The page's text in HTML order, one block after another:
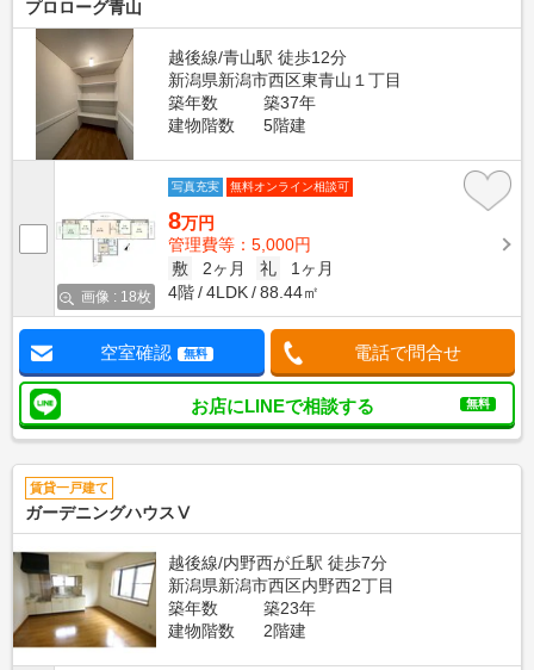
プロローグ青山
越後線/青山駅 徒歩12分
新潟県新潟市西区東青山１丁目
築年数
築37年
建物階数
5階建
画像 : 18枚
写真充実 無料オンライン相談可
8万円
管理費等：5,000円
敷
2ヶ月 礼
1ヶ月
4階
4LDK 88.44㎡
空室確認 無料 電話で問合せ
お店にLINEで相談する 無料
賃貸一戸建て
ガーデニングハウスⅤ
越後線/内野西が丘駅 徒歩7分
新潟県新潟市西区内野西2丁目
築年数
築23年
建物階数
2階建